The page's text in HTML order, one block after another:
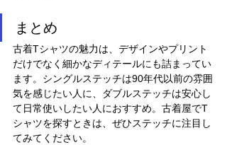
まとめ
古着Tシャツの魅力は、デザインやプリント
だけでなく細かなディテールにも詰まってい
ます。シングルステッチは90年代以前の雰囲
気を感じたい人に、ダブルステッチは安心し
て日常使いしたい人におすすめ。古着屋でT
シャツを探すときは、ぜひステッチに注目し
てみてください。